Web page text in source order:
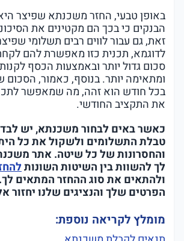
באופן טבעי, החזר משכנתא שפיצר
הבנקים כי בכך הם מקטינים את
זאת, גם עבור לווים רבים תשלומי
לדוגמא, תכנית כזו מאפשרת להם
סכום גדול יותר ובאמצעות הכסף
ומתאימה יותר. בנוסף, כאמור,
בכל חודש הוא זהה, מה שמאפשר
את התקציב החודשי.
כאשר באים לבחור משכנתא, יש
טבלת התשלומים ולשקול את כל
והחסרונות של כל שיטה. אתר
לך להשוות בין השיטות השונות
ולהתאים את סוג ההחזר המתאים
הפרטים שלך והנציגים שלנו יחזור
מומלץ לקריאה נוספת: